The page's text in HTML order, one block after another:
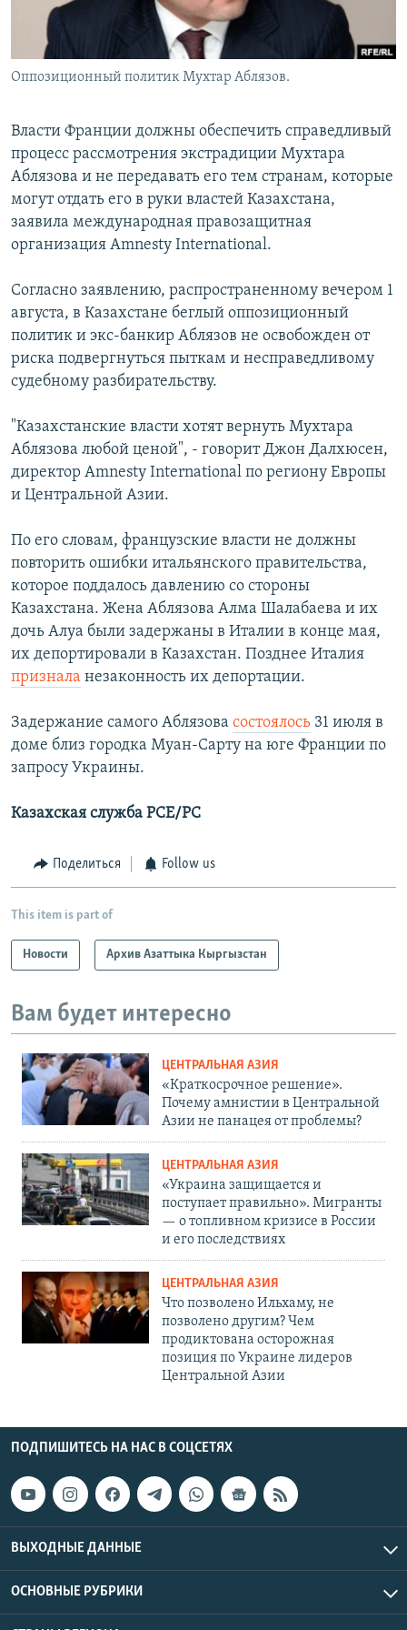
Оппозиционный политик Мухтар Аблязов.
Власти Франции должны обеспечить справедливый
процесс рассмотрения экстрадиции Мухтара
Аблязова и не передавать его тем странам, которые
могут отдать его в руки властей Казахстана,
заявила международная правозащитная
организация Amnesty International.
Согласно заявлению, распространенному вечером 1
августа, в Казахстане беглый оппозиционный
политик и экс-банкир Аблязов не освобожден от
риска подвергнуться пыткам и несправедливому
судебному разбирательству.
"Казахстанские власти хотят вернуть Мухтара
Аблязова любой ценой", - говорит Джон Далхюсен,
директор Amnesty International по региону Европы
и Центральной Азии.
По его словам, французские власти не должны
повторить ошибки итальянского правительства,
которое поддалось давлению со стороны
Казахстана. Жена Аблязова Алма Шалабаева и их
дочь Алуа были задержаны в Италии в конце мая,
их депортировали в Казахстан. Позднее Италия
признала незаконность их депортации.
Задержание самого Аблязова состоялось 31 июля в
доме близ городка Муан-Сарту на юге Франции по
запросу Украины.
Казахская служба РСЕ/РС
Поделиться Follow us
This item is part of
Новости Архив Азаттыка Кыргызстан
Вам будет интересно
ЦЕНТРАЛЬНАЯ АЗИЯ
«Краткосрочное решение».
Почему амнистии в Центральной
Азии не панацея от проблемы?
ЦЕНТРАЛЬНАЯ АЗИЯ
«Украина защищается и
поступает правильно». Мигранты
— о топливном кризисе в России
и его последствиях
ЦЕНТРАЛЬНАЯ АЗИЯ
Что позволено Ильхаму, не
позволено другим? Чем
продиктована осторожная
позиция по Украине лидеров
Центральной Азии
ПОДПИШИТЕСЬ НА НАС В СОЦСЕТЯХ
ВЫХОДНЫЕ ДАННЫЕ
ОСНОВНЫЕ РУБРИКИ